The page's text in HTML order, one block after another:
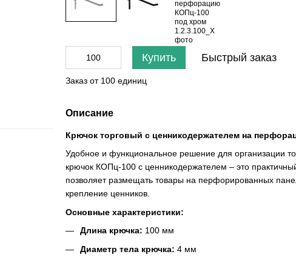
Купить Быстрый заказ
Заказ от 100 единиц
Описание
Крючок торговый с ценникодержателем на
Удобное и функциональное решение для организации
крючок КОПц-100 с ценникодержателем – это
позволяет размещать товары на перфорированных
крепление ценников.
Основные характеристики:
Длина крючка: 100 мм
Диаметр тела крючка: 4 мм